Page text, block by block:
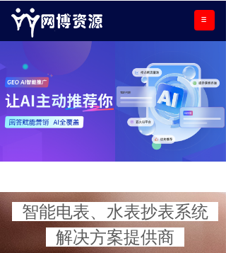
智能电表、水表抄表系统
解决方案提供商